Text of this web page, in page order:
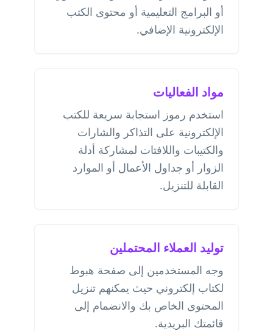
أو البرامج التعليمية أو محتوى الكتب
الإلكترونية الإضافي.
مواد الفعاليات
استخدم رموز استجابة سريعة للكتب
الإلكترونية على التذاكر والشارات
والكتيبات واللافتات لمشاركة أدلة
الزوار أو جداول الأعمال أو الموارد
القابلة للتنزيل.
توليد العملاء المحتملين
وجه المستخدمين إلى صفحة هبوط
لكتاب إلكتروني حيث يمكنهم تنزيل
المحتوى الخاص بك والانضمام إلى
قائمتك البريدية.